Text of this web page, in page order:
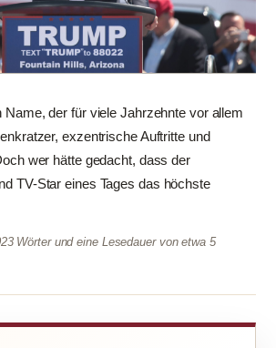
Name, der für viele Jahrzehnte vor allem
exzentrische Auftritte und
wer hätte gedacht, dass der
TV-Star eines Tages das höchste
Wörter und eine Lesedauer von etwa 5